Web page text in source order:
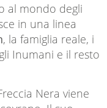
al mondo degli
in una linea
, la famiglia reale, i
Inumani e il resto
Nera viene